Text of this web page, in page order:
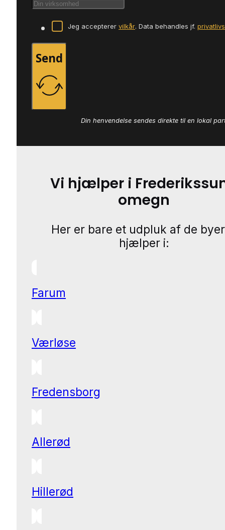
Jeg accepterer vilkår. Data behandles jf.
Send
Din henvendelse sendes direkte til en lokal
Vi hjælper i
omegn
Her er bare et udpluk af de
hjælper i:
Farum
Værløse
Fredensborg
Allerød
Hillerød